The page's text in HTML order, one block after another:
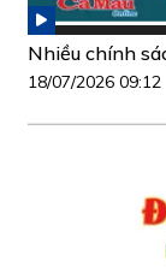
Nhiều chính
18/07/2026 09:12